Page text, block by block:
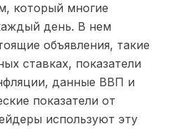
который многие
день. В нем
объявления, такие
ставках, показатели
данные ВВП и
показатели от
используют эту